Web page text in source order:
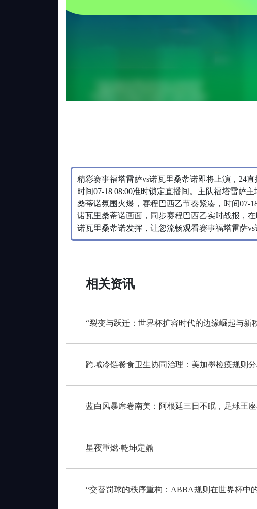
精彩赛事福塔雷萨vs诺瓦里桑蒂诺即将上演，24
时间07-18 08:00准时锁定直播间。主队福塔雷萨
桑蒂诺氛围火爆，赛程巴西乙节奏紧凑，时间07-
诺瓦里桑蒂诺画面，同步赛程巴西乙实时战报，
诺瓦里桑蒂诺发挥，让您流畅观看赛事福塔雷萨
相关资讯
“裂变与跃迁：世界杯扩容时代的边缘崛起与新
跨域冷链餐食卫生协同治理：美加墨检疫规则
蓝白风暴席卷南美：阿根廷三日不眠，足球王
星夜重燃·乾坤定鼎
“交替罚球的秩序重构：ABBA规则在世界杯中